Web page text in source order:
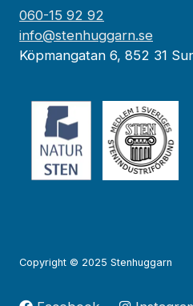
060-15 92 92
info@stenhuggarn.se
Köpmangatan 6, 852 31
Copyright © 2025 Stenhuggarn